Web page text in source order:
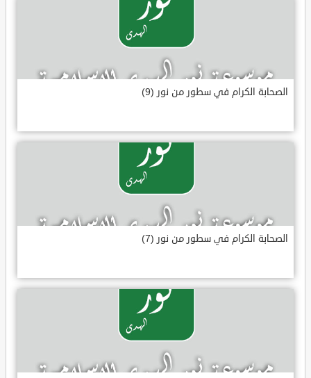
الصحابة الكرام في سطور من نور (9)
الصحابة الكرام في سطور من نور (7)